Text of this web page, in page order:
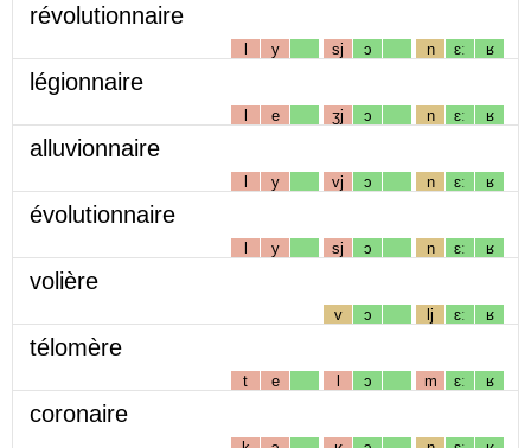
révolutionnaire
l y sj ɔ n ɛː ʁ
légionnaire
l e ʒj ɔ n ɛː ʁ
alluvionnaire
l y vj ɔ n ɛː ʁ
évolutionnaire
l y sj ɔ n ɛː ʁ
volière
v ɔ lj ɛː ʁ
télomère
t e l ɔ m ɛː ʁ
coronaire